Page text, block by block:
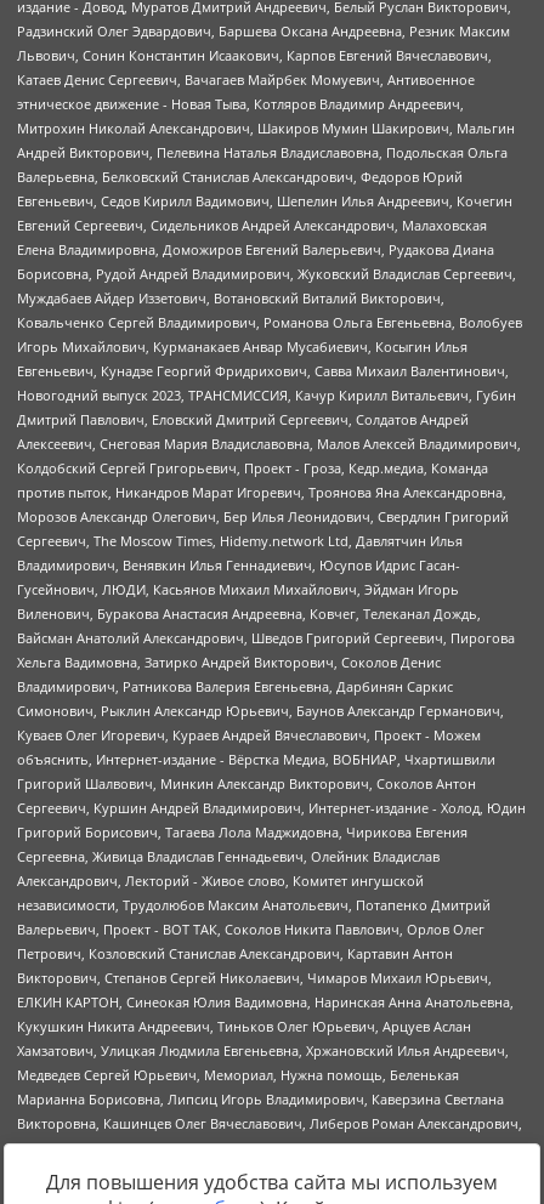
Для повышения удобства сайта мы используем